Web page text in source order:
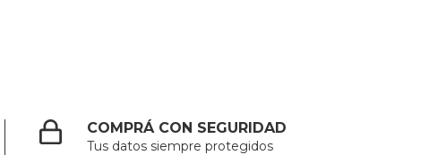
COMPRÁ CON SEGURIDAD
Tus datos siempre protegidos